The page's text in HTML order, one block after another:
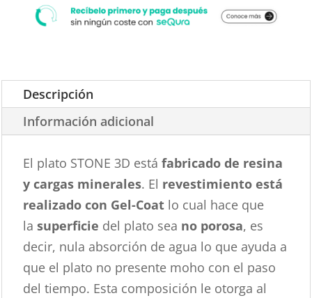
Descripción
Información adicional
El plato STONE 3D estáfabricado de resina
y cargas minerales. El revestimiento está
realizado con Gel-Coat lo cual hace que
lasuperficie del plato sea no porosa, es
decir, nula absorción de agua lo que ayuda a
que el plato no presente moho con el paso
del tiempo. Esta composición le otorga al